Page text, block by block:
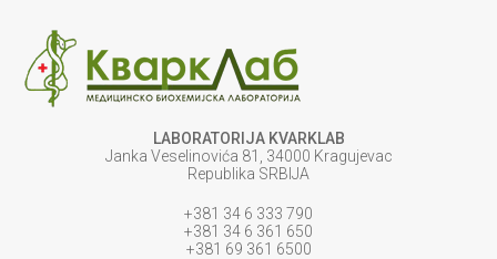
LABORATORIJA KVARKLAB
Janka Veselinovića 81, 34000 Kragujevac
Republika SRBIJA
+381 34 6 333 790
+381 34 6 361 650
+381 69 361 6500